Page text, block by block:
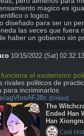
magico es
o logico.
diseñado para ser un
las veces que fuera
haber un gobierno sin
10/15/2022 (Sat) 02:32:13
el esoterismo
rivales politicos de
agVIosAFJ8c [Embed]
The
Ended Han
Han
Cool